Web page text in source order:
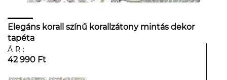
Elegáns korall színű korallzátony mintás dekor
tapéta
ÁR:
42 990 Ft